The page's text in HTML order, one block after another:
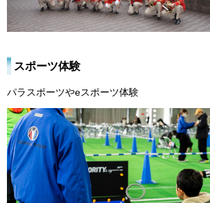
スポーツ体験
パラスポーツやeスポーツ体験